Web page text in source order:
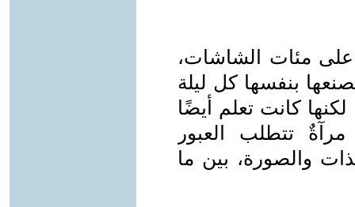
مئات الشاشات،
بنفسها كل ليلة
كانت تعلم أيضًا
تتطلب العبور
والصورة، بين ما